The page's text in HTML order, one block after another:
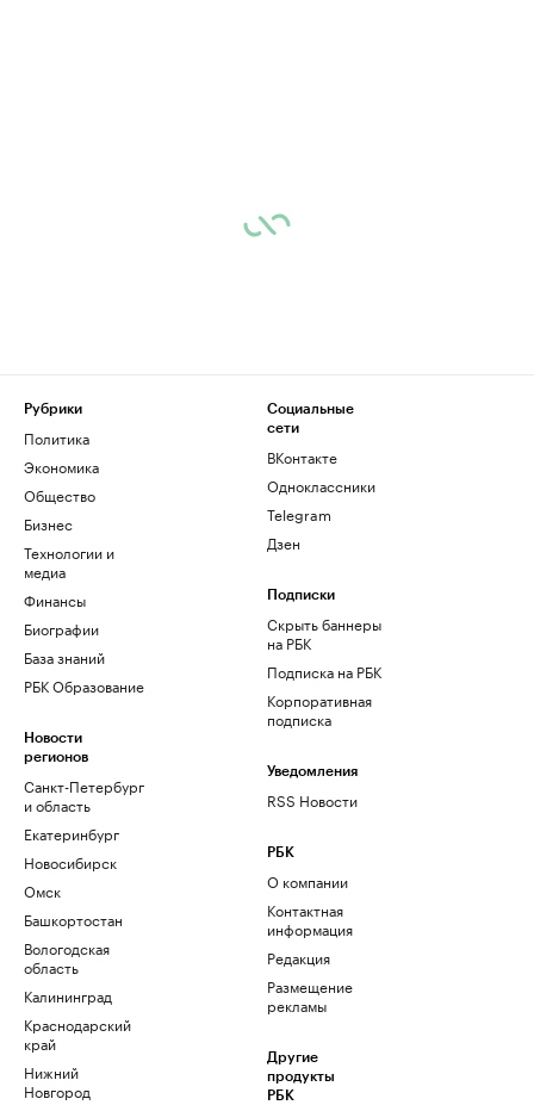
Рубрики
Политика
Экономика
Общество
Бизнес
Технологии и
медиа
Финансы
Биографии
База знаний
РБК Образование
Новости
регионов
Санкт-Петербург
и область
Екатеринбург
Новосибирск
Омск
Башкортостан
Вологодская
область
Калининград
Краснодарский
край
Нижний
Новгород
Социальные
сети
ВКонтакте
Одноклассники
Telegram
Дзен
Подписки
Скрыть баннеры
на РБК
Подписка на РБК
Корпоративная
подписка
Уведомления
RSS Новости
РБК
О компании
Контактная
информация
Редакция
Размещение
рекламы
Другие
продукты
РБК